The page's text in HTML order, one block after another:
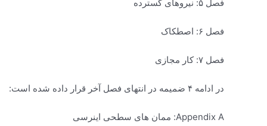
فصل ۵: نیروهای گسترده
فصل ۶: اصطکاک
فصل ۷: کار مجازی
در ادامه ۴ ضمیمه در انتهای فصل آخر قرار داده شده است:
Appendix A: ممان های سطحی اینرسی